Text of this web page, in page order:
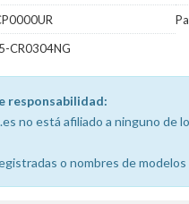
CR0304NG
responsabilidad:
no está afiliado a ninguno de
o nombres de